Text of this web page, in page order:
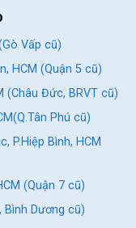
Quán, HCM (Quận
HCM (Châu Đức,
HCM(Q.Tân Phú
Phúc, P.Hiệp Bình,
Hưng, HCM (Quận 7
Vấp cũ)
HCM (Quận 5 cũ)
(Châu Đức, BRVT cũ)
Phú cũ)
P.Hiệp Bình, HCM
(Quận 7 cũ)
Bình Dương cũ)